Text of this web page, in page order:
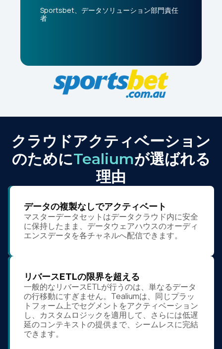
Sportsbet、データソリューション部門責任
者
クラウドアクティベーション
のためにTealiumが選ばれる
理由
データの複製なしでアクティベート
マスターデータセットはデータクラウド内に安全
に保持したまま、データウェアハウスのオーディ
エンスデータを各チャネルへ配信できます。
リバースETLの限界を超える
一般的なリバースETLが行うのは、単なるデータ
の行移動にすぎません。Tealiumは、同じプラッ
トフォーム上でセグメントをアクティベーション
し、カスタムロジックを適用して、さらには低遅
延のコンテキストの提供まで、シームレスに完結
できます。